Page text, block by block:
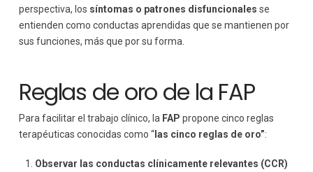
perspectiva, los síntomas o patrones disfuncionales se
entienden como conductas aprendidas que se mantienen por
sus funciones, más que por su forma.
Reglas de oro de la FAP
Para facilitar el trabajo clínico, la FAP propone cinco reglas
terapéuticas conocidas como “las cinco reglas de oro”:
Observar las conductas clínicamente relevantes (CCR)